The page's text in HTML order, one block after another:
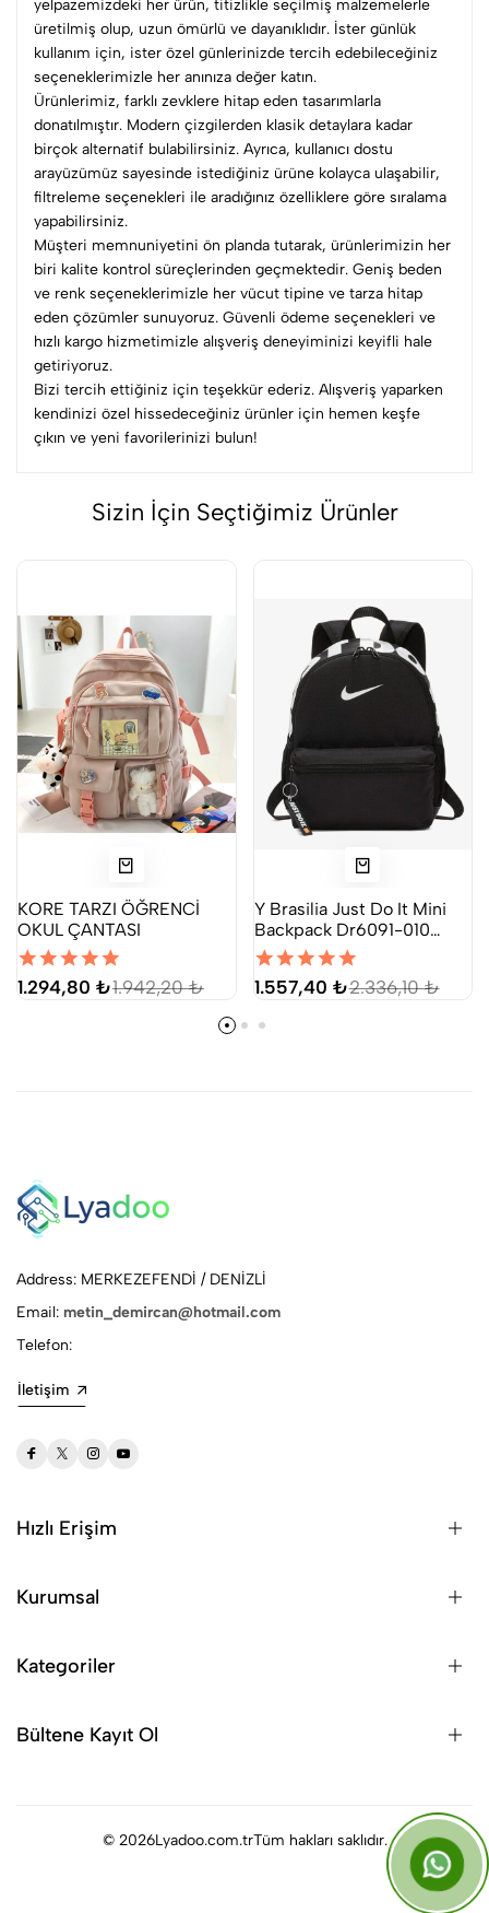
yelpazemizdeki her ürün, titizlikle seçilmiş malzemelerle
üretilmiş olup, uzun ömürlü ve dayanıklıdır. İster günlük
kullanım için, ister özel günlerinizde tercih edebileceğiniz
seçeneklerimizle her anınıza değer katın.
Ürünlerimiz, farklı zevklere hitap eden tasarımlarla
donatılmıştır. Modern çizgilerden klasik detaylara kadar
birçok alternatif bulabilirsiniz. Ayrıca, kullanıcı dostu
arayüzümüz sayesinde istediğiniz ürüne kolayca ulaşabilir,
filtreleme seçenekleri ile aradığınız özelliklere göre sıralama
yapabilirsiniz.
Müşteri memnuniyetini ön planda tutarak, ürünlerimizin her
biri kalite kontrol süreçlerinden geçmektedir. Geniş beden
ve renk seçeneklerimizle her vücut tipine ve tarza hitap
eden çözümler sunuyoruz. Güvenli ödeme seçenekleri ve
hızlı kargo hizmetimizle alışveriş deneyiminizi keyifli hale
getiriyoruz.
Bizi tercih ettiğiniz için teşekkür ederiz. Alışveriş yaparken
kendinizi özel hissedeceğiniz ürünler için hemen keşfe
çıkın ve yeni favorilerinizi bulun!
Sizin İçin Seçtiğimiz Ürünler
KORE TARZI ÖĞRENCİ
OKUL ÇANTASI
1.294,80 ₺1.942,20 ₺
Y Brasilia Just Do It Mini
Backpack Dr6091-010
Siyah Unisex Mini Sırt
Çantası
1.557,40 ₺2.336,10 ₺
Address: MERKEZEFENDİ / DENİZLİ
Email: metin_demircan@hotmail.com
Telefon:
İletişim
Hızlı Erişim
Kurumsal
Kategoriler
Bültene Kayıt Ol
© 2026Lyadoo.com.trTüm hakları saklıdır.